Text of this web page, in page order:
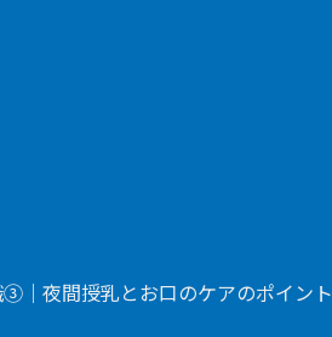
｜夜間授乳とお口のケアのポイント